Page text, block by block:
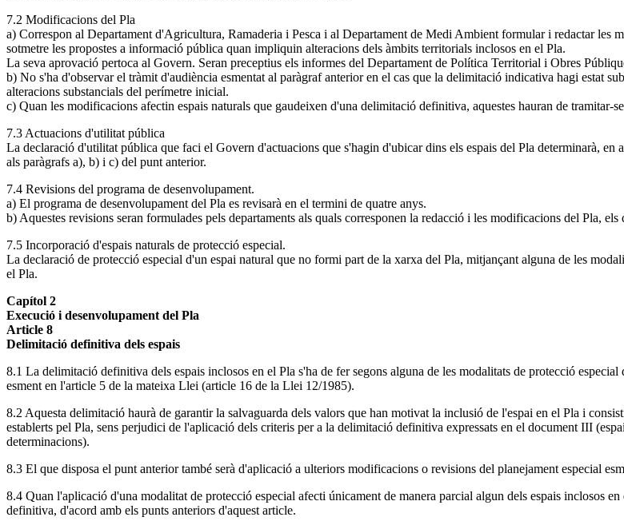
7.2 Modificacions del Pla
a) Correspon al Departament d'Agricultura, Ramaderia i Pesca i al Departament de Medi Ambient formular i redactar les
sotmetre les propostes a informació pública quan impliquin alteracions dels àmbits territorials inclosos en el Pla.
La seva aprovació pertoca al Govern. Seran preceptius els informes del Departament de Política Territorial i Obres
b) No s'ha d'observar el tràmit d'audiència esmentat al paràgraf anterior en el cas que la delimitació indicativa hagi estat
alteracions substancials del perímetre inicial.
c) Quan les modificacions afectin espais naturals que gaudeixen d'una delimitació definitiva, aquestes hauran de tramitar-
7.3 Actuacions d'utilitat pública
La declaració d'utilitat pública que faci el Govern d'actuacions que s'hagin d'ubicar dins els espais del Pla determinarà,
als paràgrafs a), b) i c) del punt anterior.
7.4 Revisions del programa de desenvolupament.
a) El programa de desenvolupament del Pla es revisarà en el termini de quatre anys.
b) Aquestes revisions seran formulades pels departaments als quals corresponen la redacció i les modificacions del Pla,
7.5 Incorporació d'espais naturals de protecció especial.
La declaració de protecció especial d'un espai natural que no formi part de la xarxa del Pla, mitjançant alguna de les
el Pla.
Capítol 2
Execució i desenvolupament del Pla
Article 8
Delimitació definitiva dels espais
8.1 La delimitació definitiva dels espais inclosos en el Pla s'ha de fer segons alguna de les modalitats de protecció
esment en l'article 5 de la mateixa Llei (article 16 de la Llei 12/1985).
8.2 Aquesta delimitació haurà de garantir la salvaguarda dels valors que han motivat la inclusió de l'espai en el Pla i
establerts pel Pla, sens perjudici de l'aplicació dels criteris per a la delimitació definitiva expressats en el document III
determinacions).
8.3 El que disposa el punt anterior també serà d'aplicació a ulteriors modificacions o revisions del planejament especial
8.4 Quan l'aplicació d'una modalitat de protecció especial afecti únicament de manera parcial algun dels espais inclosos
definitiva, d'acord amb els punts anteriors d'aquest article.